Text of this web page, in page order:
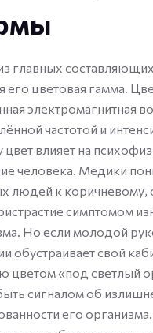
главных
его цветовая гамма.
электромагнитная
частотой и
цвет влияет на
человека. Медики
людей к коричневому,
симптомом
Но если молодой
обустраивает свой
цветом «под светлый
сигналом об
его организма.